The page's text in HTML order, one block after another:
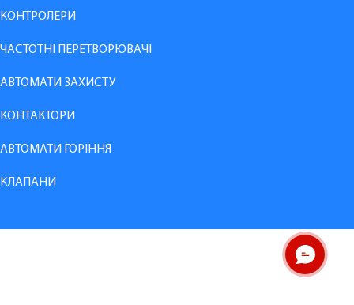
КОНТРОЛЕРИ
ЧАСТОТНІ ПЕРЕТВОРЮВАЧІ
АВТОМАТИ ЗАХИСТУ
КОНТАКТОРИ
АВТОМАТИ ГОРІННЯ
КЛАПАНИ